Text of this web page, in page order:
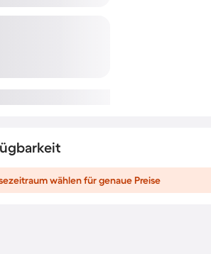
wählen für genaue Preise